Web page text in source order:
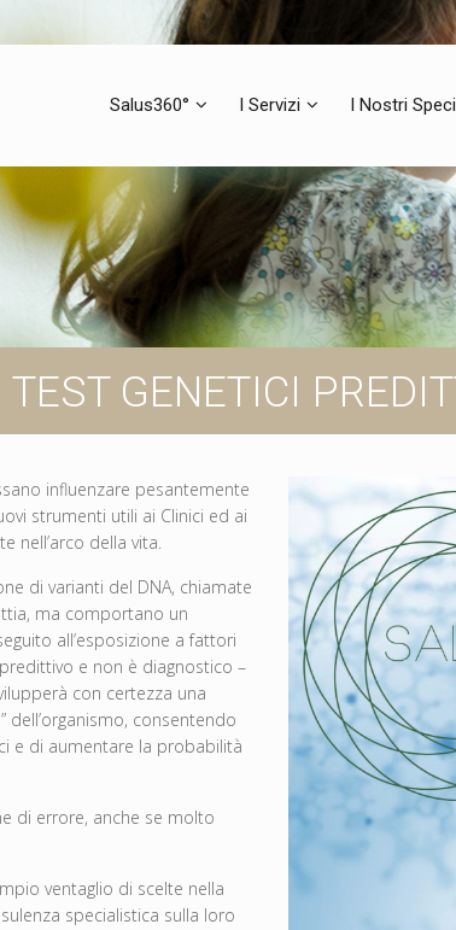
Salus360° I Servizi I Nostri
TEST GENETICI
influenzare pesantemente
strumenti utili ai Clinici ed ai
nell’arco della vita.
di varianti del DNA, chiamate
ma comportano un
all’esposizione a fattori
e non è diagnostico –
con certezza una
dell’organismo, consentendo
e di aumentare la probabilità
di errore, anche se molto
ventaglio di scelte nella
specialistica sulla loro